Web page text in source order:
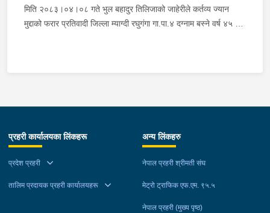
३० को अभिषेक कुमार पण्डित घाईते भई उपचारको लागी एलआईभ अस्पताल
चितवन पठाएको, मोटरसाइकल,ट्रक र ट्रक चालक जिल्ला न.प.पुर्व देवचुली
मिति २०८३।०४।०८ गते भुल बहादुर तिलिजाको जाहेरीले कर्तव्य ज्यान
मुद्दाको फरार प्रतिवादी जिल्ला म्याग्दी रघुगंगा गा.पा.४ दग्नाम बस्ने वर्ष ४५ को
खटिएको प्रहरी टोलीले नियन्त्रणमा लिईएको ।
प्रहरी कार्यालयका लिंकहरू
प्रदेश प्रहरी
तालिम प्रदायक प्रहरी कार्यालयहरू
अन्य लिंकहरु
नेपाल प्रहरी श्रीमती संघ
मेट्रो ट्राफिक एफ.एम. ९५.५
नेपाल प्रहरी (मुख्य पृष्ठ)